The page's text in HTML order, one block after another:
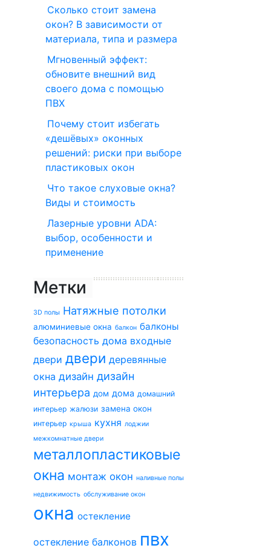
Сколько стоит замена
окон? В зависимости от
материала, типа и размера
Мгновенный эффект:
обновите внешний вид
своего дома с помощью
ПВХ
Почему стоит избегать
«дешёвых» оконных
решений: риски при выборе
пластиковых окон
Что такое слуховые окна?
Виды и стоимость
Лазерные уровни ADA:
выбор, особенности и
применение
Метки
3D полы Натяжные потолки
алюминиевые окна балкон балконы
безопасность дома входные
двери двери деревянные
окна дизайн дизайн
интерьера дом дома домашний
интерьер жалюзи замена окон
интерьер крыша кухня лоджии
межкомнатные двери
металлопластиковые
окна монтаж окон наливные полы
недвижимость обслуживание окон
окна остекление
остекление балконов пвх